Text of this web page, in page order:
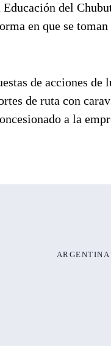
Educación del
en que se
de acciones
de ruta con
a la
ARGENTINA